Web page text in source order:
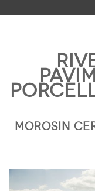
MOROSIN